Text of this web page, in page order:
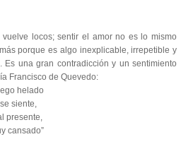
locos; sentir el amor no es lo mismo
porque es algo inexplicable, irrepetible y
Es una gran contradicción y un sentimiento
Francisco de Quevedo:
helado
siente,
presente,
cansado”